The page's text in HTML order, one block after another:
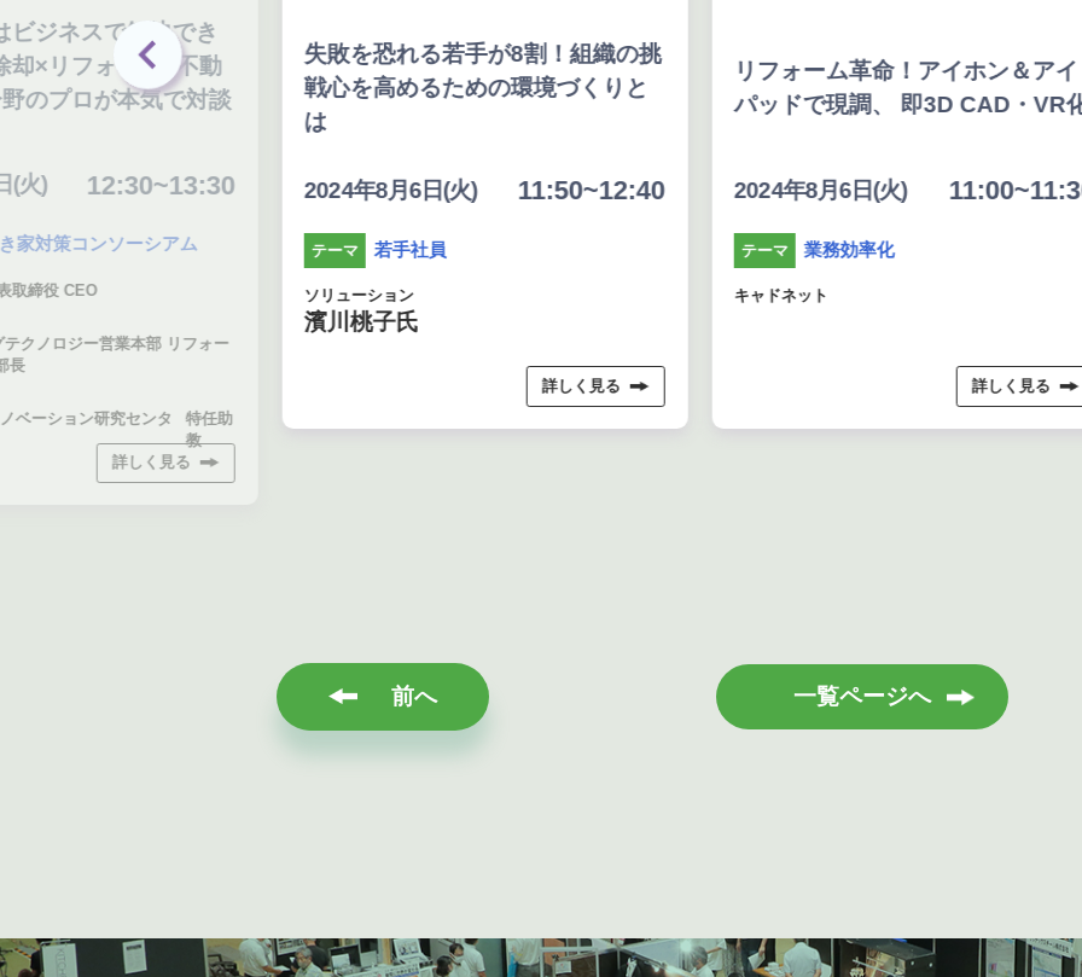
ジネスで解決でき
×リフォーム×不動
のプロが本気で対談
(火) 12:30~13:30
家対策コンソーシアム
取締役 CEO
クノロジー営業本部 リフォー
長
ベーション研究センタ
特任助
教
詳しく見る
失敗を恐れる若手が8割！組織の挑
戦心を高めるための環境づくりと
は
2024年8月6日(火) 11:50~12:40
テーマ 若手社員
ソリューション
濱川桃子氏
詳しく見る
リフォーム革命！アイホン＆アイ
パッドで現調、 即3D CAD・VR
2024年8月6日(火)
テーマ 業務効率化
キャドネット
詳しく見る
前へ 一覧ページへ